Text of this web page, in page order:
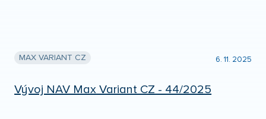
MAX VARIANT CZ 6. 11. 2025
Vývoj NAV Max Variant CZ - 44/2025